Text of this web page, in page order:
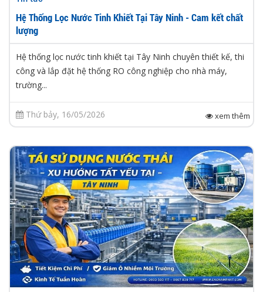
Hệ Thống Lọc Nước Tinh Khiết Tại Tây Ninh - Cam kết chất
lượng
Hệ thống lọc nước tinh khiết tại Tây Ninh chuyên thiết kế, thi
công và lắp đặt hệ thống RO công nghiệp cho nhà máy,
trường...
Thứ bảy, 16/05/2026 xem thêm